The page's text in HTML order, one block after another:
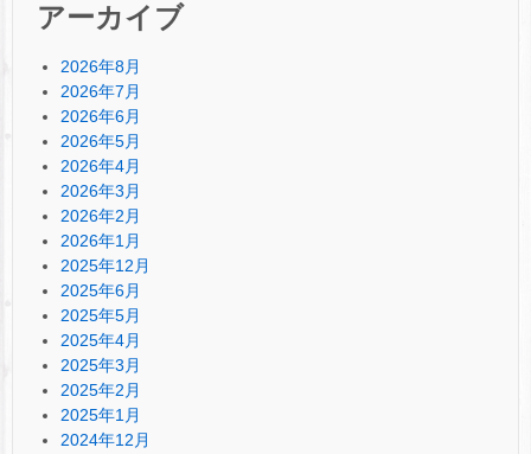
アーカイブ
2026年8月
2026年7月
2026年6月
2026年5月
2026年4月
2026年3月
2026年2月
2026年1月
2025年12月
2025年6月
2025年5月
2025年4月
2025年3月
2025年2月
2025年1月
2024年12月